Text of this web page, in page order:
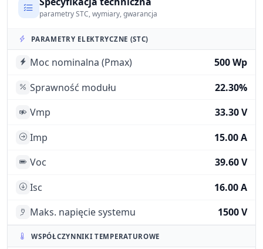
parametry STC, wymiary, gwarancja
PARAMETRY ELEKTRYCZNE (STC)
Moc nominalna (Pmax)
500 Wp
Sprawność modułu
22.30%
Vmp
33.30 V
Imp
15.00 A
Voc
39.60 V
Isc
16.00 A
Maks. napięcie systemu
1500 V
WSPÓŁCZYNNIKI TEMPERATUROWE